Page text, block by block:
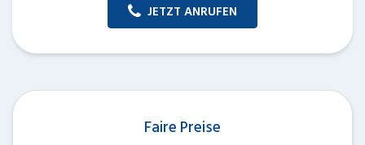
JETZT ANRUFEN
Faire Preise